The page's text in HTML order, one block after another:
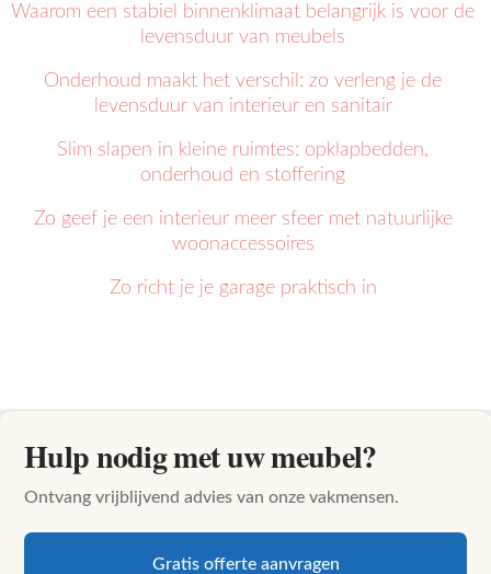
Waarom een stabiel binnenklimaat belangrijk is voor de
levensduur van meubels
Onderhoud maakt het verschil: zo verleng je de
levensduur van interieur en sanitair
Slim slapen in kleine ruimtes: opklapbedden,
onderhoud en stoffering
Zo geef je een interieur meer sfeer met natuurlijke
woonaccessoires
Zo richt je je garage praktisch in
Hulp nodig met uw meubel?
Ontvang vrijblijvend advies van onze vakmensen.
Gratis offerte aanvragen